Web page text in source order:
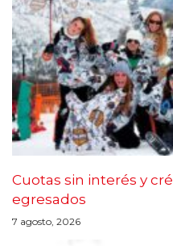
Cuotas sin interés y
egresados
7 agosto, 2026